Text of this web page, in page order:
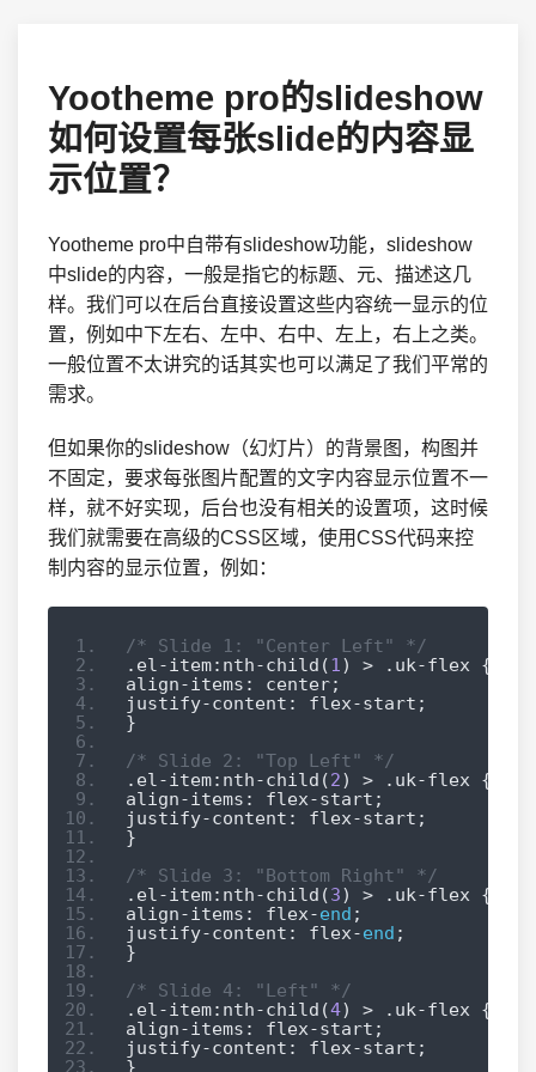
Yootheme pro的slideshow
如何设置每张slide的内容显
示位置？
Yootheme pro中自带有slideshow功能，slideshow
中slide的内容，一般是指它的标题、元、描述这几
样。我们可以在后台直接设置这些内容统一显示的位
置，例如中下左右、左中、右中、左上，右上之类。
一般位置不太讲究的话其实也可以满足了我们平常的
需求。
但如果你的slideshow（幻灯片）的背景图，构图并
不固定，要求每张图片配置的文字内容显示位置不一
样，就不好实现，后台也没有相关的设置项，这时候
我们就需要在高级的CSS区域，使用CSS代码来控
制内容的显示位置，例如：
/* Slide 1: "Center Left" */
. el-item: nth-child (1) > . uk-flex {
align-items : center;
justify-content : flex-start ;
}
/* Slide 2: "Top Left" */
. el-item: nth-child (2) > . uk-flex {
align-items : flex-start ;
justify-content : flex-start ;
}
/* Slide 3: "Bottom Right" */
. el-item: nth-child (3) > . uk-flex {
align-items : flex-end ;
justify-content : flex-end ;
}
/* Slide 4: "Left" */
. el-item: nth-child (4) > . uk-flex {
align-items : flex-start ;
justify-content : flex-start ;
}